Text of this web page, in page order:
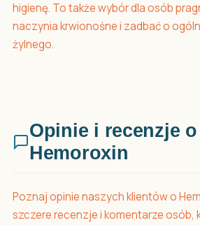
higienę. To także wybór dla osób
naczynia krwionośne i zadbać o
żylnego.
Opinie i recenzje o
Hemoroxin
Poznaj opinie naszych klientów o
szczere recenzje i komentarze osób,